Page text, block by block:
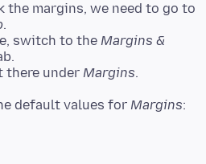
the margins, we need to go to
.
switch to the Margins &
there under Margins.
default values for Margins